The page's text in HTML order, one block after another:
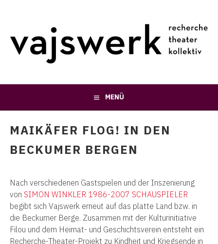
MENÜ
MAIKÄFER FLOG! IN DEN
BECKUMER BERGEN
Nach verschiedenen Gastspielen und der Inszenierung
von SIMON WINKLER 1986-2007 SCHAUSPIELER
begibt sich Vajswerk erneut auf das platte Land bzw. in
die Beckumer Berge. Zusammen mit der Kulturinitiative
Filou und dem Heimat- und Geschichtsverein entsteht ein
Recherche-Theater-Projekt zu Kindheit und Kriegsende in